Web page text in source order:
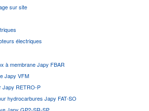
sur site
électriques
à membrane Japy FBAR
Japy VFM
Japy RETRO-P
hydrocarbures Japy FAT-SO
Japy GP2-SR-SP